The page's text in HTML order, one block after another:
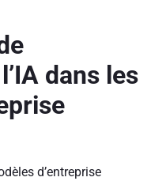
dans les
d’entreprise